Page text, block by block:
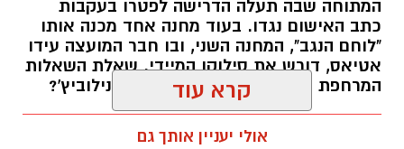
המתוחה שבה תעלה הדרישה לפטרו בעקבות
כתב האישום נגדו. בעוד מחנה אחד מכנה אותו
"לוחם הנגב", המחנה השני, ובו חבר המועצה עידו
אטיאס, דורש את סילוקו המיידי. שאלת השאלות
המרחפת באוויר: כיצד יכריע רוביק דנילוביץ'?
קרא עוד
אולי יעניין אותך גם